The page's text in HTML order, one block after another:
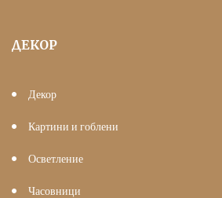
ДЕКОР
Декор
Картини и гоблени
Осветление
Часовници